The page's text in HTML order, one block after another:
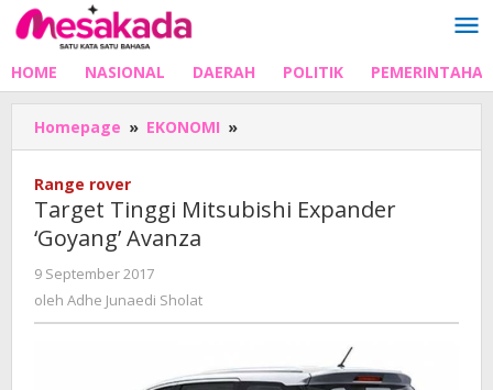
Lewati
ke
HOME NASIONAL DAERAH POLITIK
Homepage » EKONOMI »
Tinggi
'Goyang'
Range rover
Target Tinggi Mitsubishi Expander
‘Goyang’ Avanza
9 September 2017
Adhe
oleh Adhe Junaedi Sholat